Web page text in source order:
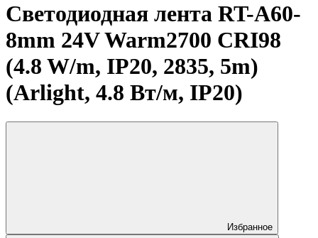
Светодиодная лента RT-A60-
8mm 24V Warm2700 CRI98
(4.8 W/m, IP20, 2835, 5m)
(Arlight, 4.8 Вт/м, IP20)
Избранное